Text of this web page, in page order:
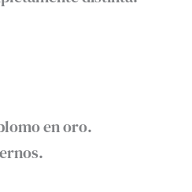
en oro.